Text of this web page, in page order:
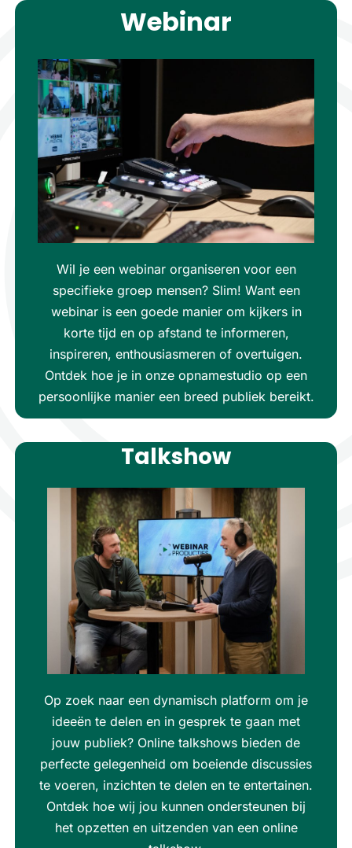
Webinar
Wil je een webinar organiseren voor een
specifieke groep mensen? Slim! Want een
webinar is een goede manier om kijkers in
korte tijd en op afstand te informeren,
inspireren, enthousiasmeren of overtuigen.
Ontdek hoe je in onze opnamestudio op een
persoonlijke manier een breed publiek bereikt.
Talkshow
Op zoek naar een dynamisch platform om je
ideeën te delen en in gesprek te gaan met
jouw publiek? Online talkshows bieden de
perfecte gelegenheid om boeiende discussies
te voeren, inzichten te delen en te entertainen.
Ontdek hoe wij jou kunnen ondersteunen bij
het opzetten en uitzenden van een online